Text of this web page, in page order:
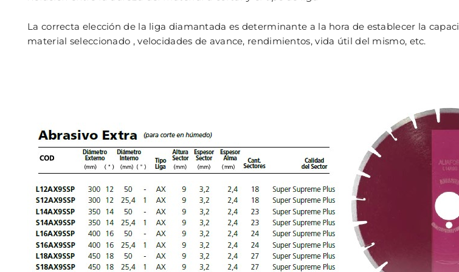
La correcta elección de la liga diamantada es determinante a la hora de establecer la
material seleccionado , velocidades de avance, rendimientos, vida útil del mismo, etc.